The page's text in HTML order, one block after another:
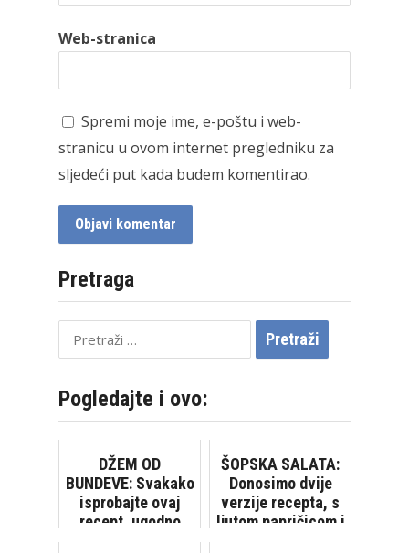
Web-stranica
Spremi moje ime, e-poštu i web-
stranicu u ovom internet pregledniku za
sljedeći put kada budem komentirao.
Pretraga
Pretraži:
Pogledajte i ovo:
DŽEM OD
BUNDEVE: Svakako
isprobajte ovaj
recept, ugodno
ŠOPSKA SALATA:
Donosimo dvije
verzije recepta, s
ljutom papričicom i